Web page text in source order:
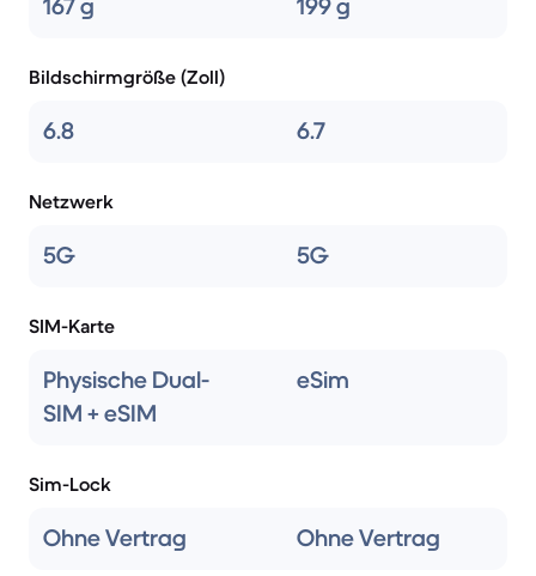
167 g 199 g
Bildschirmgröße (Zoll)
6.8 6.7
Netzwerk
5G 5G
SIM-Karte
Physische Dual-
SIM + eSIM
eSim
Sim-Lock
Ohne Vertrag Ohne Vertrag